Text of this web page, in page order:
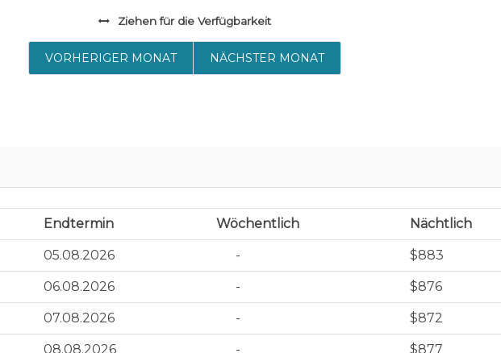
Ziehenfür die Verfügbarkeit
VORHERIGER MONAT NÄCHSTER MONAT
Endtermin Wöchentlich Nächtlich
05.08.2026 - $883
06.08.2026 - $876
07.08.2026 - $872
08.08.2026 - $877